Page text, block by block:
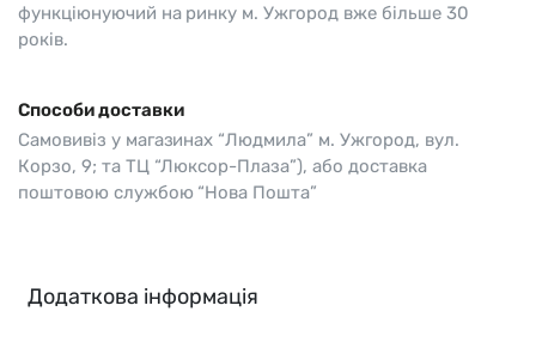
функціюнуючий на ринку м. Ужгород вже більше 30
років.
Способи доставки
Самовивіз у магазинах “Людмила” м. Ужгород, вул.
Корзо, 9; та ТЦ “Люксор-Плаза”), або доставка
поштовою службою “Нова Пошта”
Додаткова інформація